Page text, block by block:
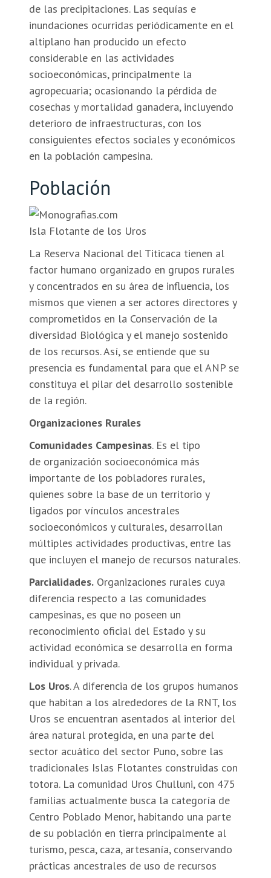
de las precipitaciones. Las sequías e
inundaciones ocurridas periódicamente en el
altiplano han producido un efecto
considerable en las actividades
socioeconómicas, principalmente la
agropecuaria; ocasionando la pérdida de
cosechas y mortalidad ganadera, incluyendo
deterioro de infraestructuras, con los
consiguientes efectos sociales y económicos
en la población campesina.
Población
Isla Flotante de los Uros
La Reserva Nacional del Titicaca tienen al
factor humano organizado en grupos rurales
y concentrados en su área de influencia, los
mismos que vienen a ser actores directores y
comprometidos en la Conservación de la
diversidad Biológica y el manejo sostenido
de los recursos. Así, se entiende que su
presencia es fundamental para que el ANP se
constituya el pilar del desarrollo sostenible
de la región.
Organizaciones Rurales
Comunidades Campesinas. Es el tipo
de organización socioeconómica más
importante de los pobladores rurales,
quienes sobre la base de un territorio y
ligados por vínculos ancestrales
socioeconómicos y culturales, desarrollan
múltiples actividades productivas, entre las
que incluyen el manejo de recursos naturales.
Parcialidades. Organizaciones rurales cuya
diferencia respecto a las comunidades
campesinas, es que no poseen un
reconocimiento oficial del Estado y su
actividad económica se desarrolla en forma
individual y privada.
Los Uros. A diferencia de los grupos humanos
que habitan a los alrededores de la RNT, los
Uros se encuentran asentados al interior del
área natural protegida, en una parte del
sector acuático del sector Puno, sobre las
tradicionales Islas Flotantes construidas con
totora. La comunidad Uros Chulluni, con 475
familias actualmente busca la categoría de
Centro Poblado Menor, habitando una parte
de su población en tierra principalmente al
turismo, pesca, caza, artesanía, conservando
prácticas ancestrales de uso de recursos